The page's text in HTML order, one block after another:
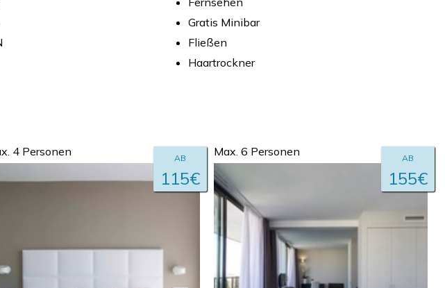
Gratis Minibar
Fließen
Haartrockner
4 Personen AB
115€
Max. 6 Personen AB
155€